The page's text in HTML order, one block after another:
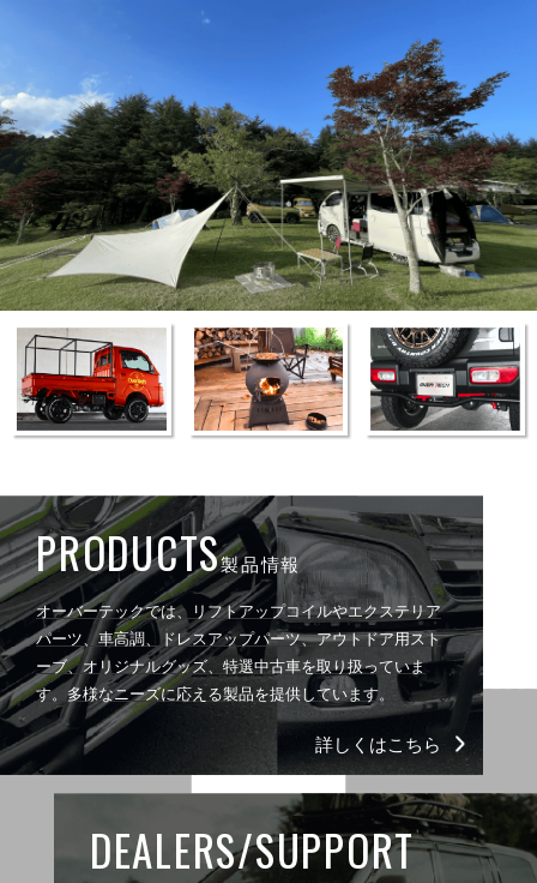
PRODUCTS製品情報
オーバーテックでは、リフトアップコイルやエクステリア
パーツ、車高調、ドレスアップパーツ、アウトドア用スト
ーブ、オリジナルグッズ、特選中古車を取り扱っていま
す。多様なニーズに応える製品を提供しています。
詳しくはこちら
DEALERS/SUPPORT